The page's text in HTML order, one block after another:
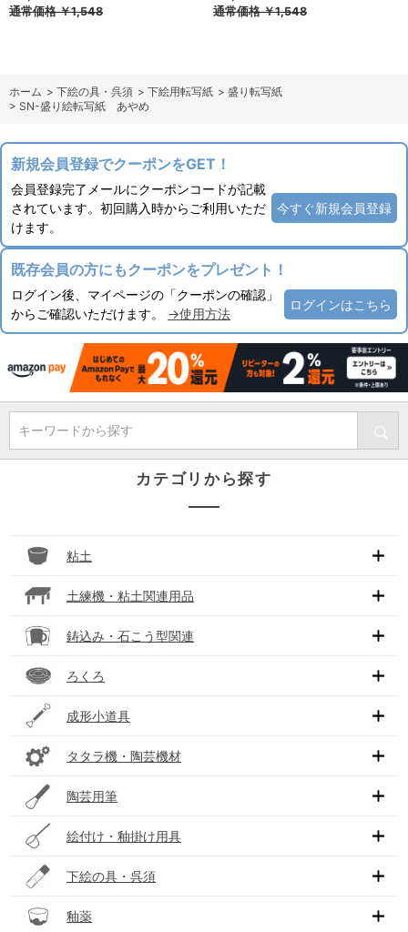
通常価格￥1,548 通常価格￥1,548
ホーム > 下絵の具・呉須 > 下絵用転写紙 > 盛り転写紙
> SN-盛り絵転写紙 あやめ
新規会員登録でクーポンをGET！
会員登録完了メールにクーポンコードが記載
されています。初回購入時からご利用いただ
けます。
今すぐ新規会員登録
既存会員の方にもクーポンをプレゼント！
ログイン後、マイページの「クーポンの確認」
からご確認いただけます。 →使用方法
ログインはこちら
キーワードから探す
カテゴリから探す
粘土
土練機・粘土関連用品
鋳込み・石こう型関連
ろくろ
成形小道具
タタラ機・陶芸機材
陶芸用筆
絵付け・釉掛け用具
下絵の具・呉須
釉薬